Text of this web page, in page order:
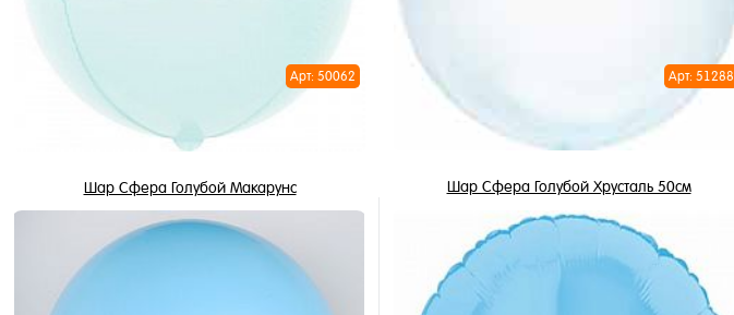
Арт: 50062
Шар Сфера Голубой Макарунс
Арт: 51288
Шар Сфера Голубой Хрусталь 50см
900 ₽ / шт